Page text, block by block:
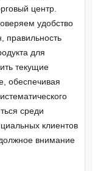
центр.
удобство
правильность
для
текущие
обеспечивая
среди
клиентов
внимание